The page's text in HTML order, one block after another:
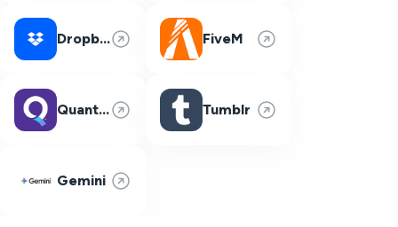
Dropbox FiveM
Quantum Fiber Tumblr
Gemini